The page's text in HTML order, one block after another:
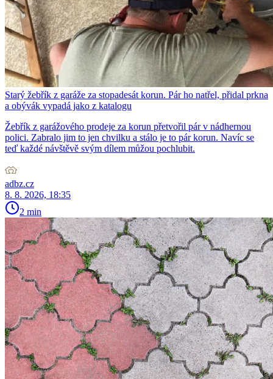
Starý žebřík z garáže za stopadesát korun. Pár ho natřel, přidal prkna
a obývák vypadá jako z katalogu
Žebřík z garážového prodeje za korun přetvořil pár v nádhernou
polici. Zabralo jim to jen chvilku a stálo je to pár korun. Navíc se
teď každé návštěvě svým dílem můžou pochlubit.
adbz.cz
8. 8. 2026, 18:35
2 min